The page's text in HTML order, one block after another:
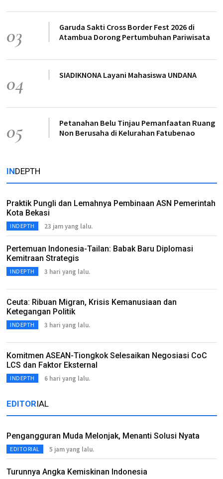
03
Garuda Sakti Cross Border Fest 2026 di
Atambua Dorong Pertumbuhan Pariwisata
04 SIADIKNONA Layani Mahasiswa UNDANA
05
Petanahan Belu Tinjau Pemanfaatan Ruang
Non Berusaha di Kelurahan Fatubenao
INDEPTH
Praktik Pungli dan Lemahnya Pembinaan ASN Pemerintah
Kota Bekasi
INDEPTH 23 jam yang lalu.
Pertemuan Indonesia-Tailan: Babak Baru Diplomasi
Kemitraan Strategis
INDEPTH 3 hari yang lalu.
Ceuta: Ribuan Migran, Krisis Kemanusiaan dan
Ketegangan Politik
INDEPTH 3 hari yang lalu.
Komitmen ASEAN-Tiongkok Selesaikan Negosiasi CoC
LCS dan Faktor Eksternal
INDEPTH 6 hari yang lalu.
EDITORIAL
Pengangguran Muda Melonjak, Menanti Solusi Nyata
EDITORIAL 5 jam yang lalu.
Turunnya Angka Kemiskinan Indonesia